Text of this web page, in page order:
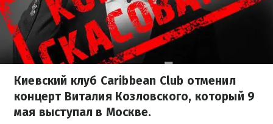
Киевский клуб Caribbean Club отменил
концерт Виталия Козловского, который 9
мая выступал в Москве.